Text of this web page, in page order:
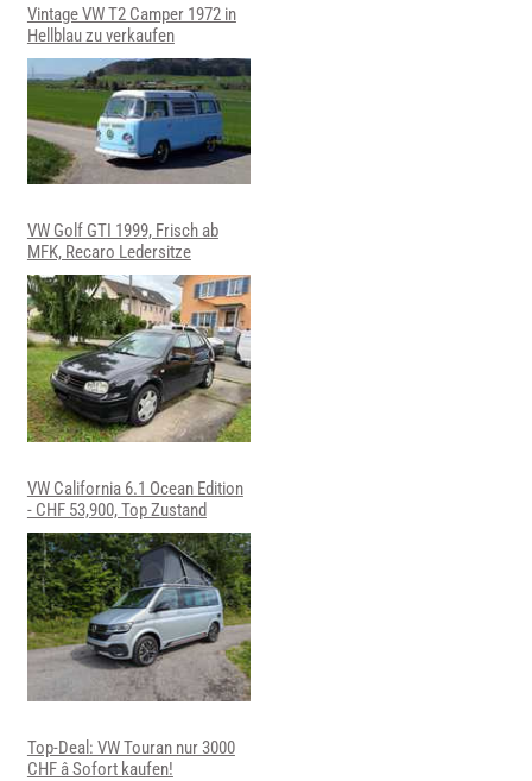
Vintage VW T2 Camper 1972 in
Hellblau zu verkaufen
VW Golf GTI 1999, Frisch ab
MFK, Recaro Ledersitze
VW California 6.1 Ocean Edition
- CHF 53,900, Top Zustand
Top-Deal: VW Touran nur 3000
CHF â Sofort kaufen!